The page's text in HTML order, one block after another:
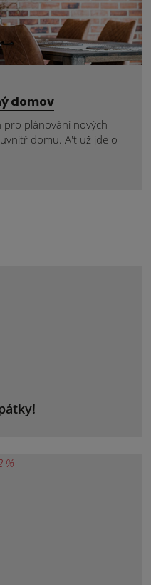
domov
plánování nových
domu. A't už jde o